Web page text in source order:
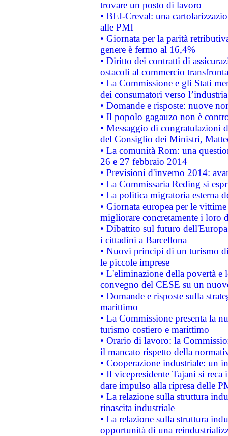
trovare un posto di lavoro
• BEI-Creval: una
alle PMI
• Giornata per la parità
genere è fermo al 16,4%
• Diritto dei contratti di
ostacoli al commercio
• La Commissione e gli Stati
dei consumatori verso
• Domande e risposte: nuove
• Il popolo gagauzo non è
• Messaggio di congratulazioni
del Consiglio dei Ministri,
• La comunità Rom: una
26 e 27 febbraio 2014
• Previsioni d'inverno 2014:
• La Commissaria Reding si
• La politica migratoria esterna
• Giornata europea per le
migliorare concretamente i loro
• Dibattito sul futuro
i cittadini a Barcellona
• Nuovi principi di un turismo
le piccole imprese
• L'eliminazione della povertà
convegno del CESE su un
• Domande e risposte sulla
marittimo
• La Commissione presenta la
turismo costiero e marittimo
• Orario di lavoro: la
il mancato rispetto della
• Cooperazione industriale: un
• Il vicepresidente Tajani si
dare impulso alla ripresa delle
• La relazione sulla struttura
rinascita industriale
• La relazione sulla struttura
opportunità di una